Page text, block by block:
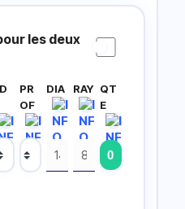
les deux
PR
OF
DIA RAY QT
E